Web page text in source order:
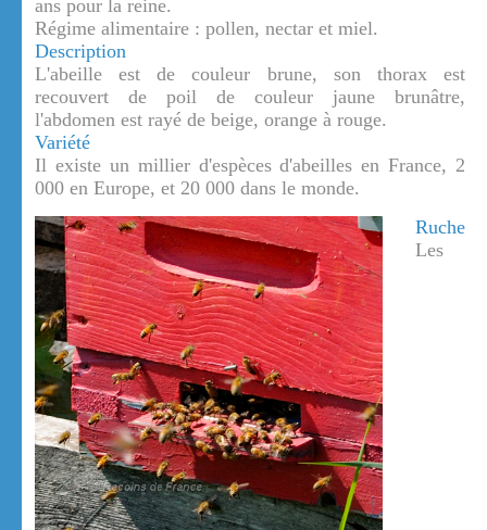
ans pour la reine.
Régime alimentaire : pollen, nectar et miel.
Description
L'abeille est de couleur brune, son thorax est
recouvert de poil de couleur jaune brunâtre,
l'abdomen est rayé de beige, orange à rouge.
Variété
Il existe un millier d'espèces d'abeilles en France, 2
000 en Europe, et 20 000 dans le monde.
Ruche
Les